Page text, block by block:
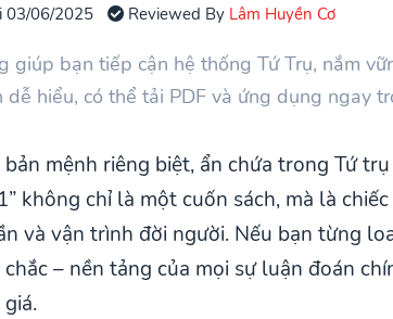
03/06/2025 Reviewed By Lâm Huyền Cơ
giúp bạn tiếp cận hệ thống Tứ Trụ, nắm
hiểu, có thể tải PDF và ứng dụng ngay
mệnh riêng biệt, ẩn chứa trong Tứ
không chỉ là một cuốn sách, mà là
và vận trình đời người. Nếu bạn từng
– nền tảng của mọi sự luận đoán